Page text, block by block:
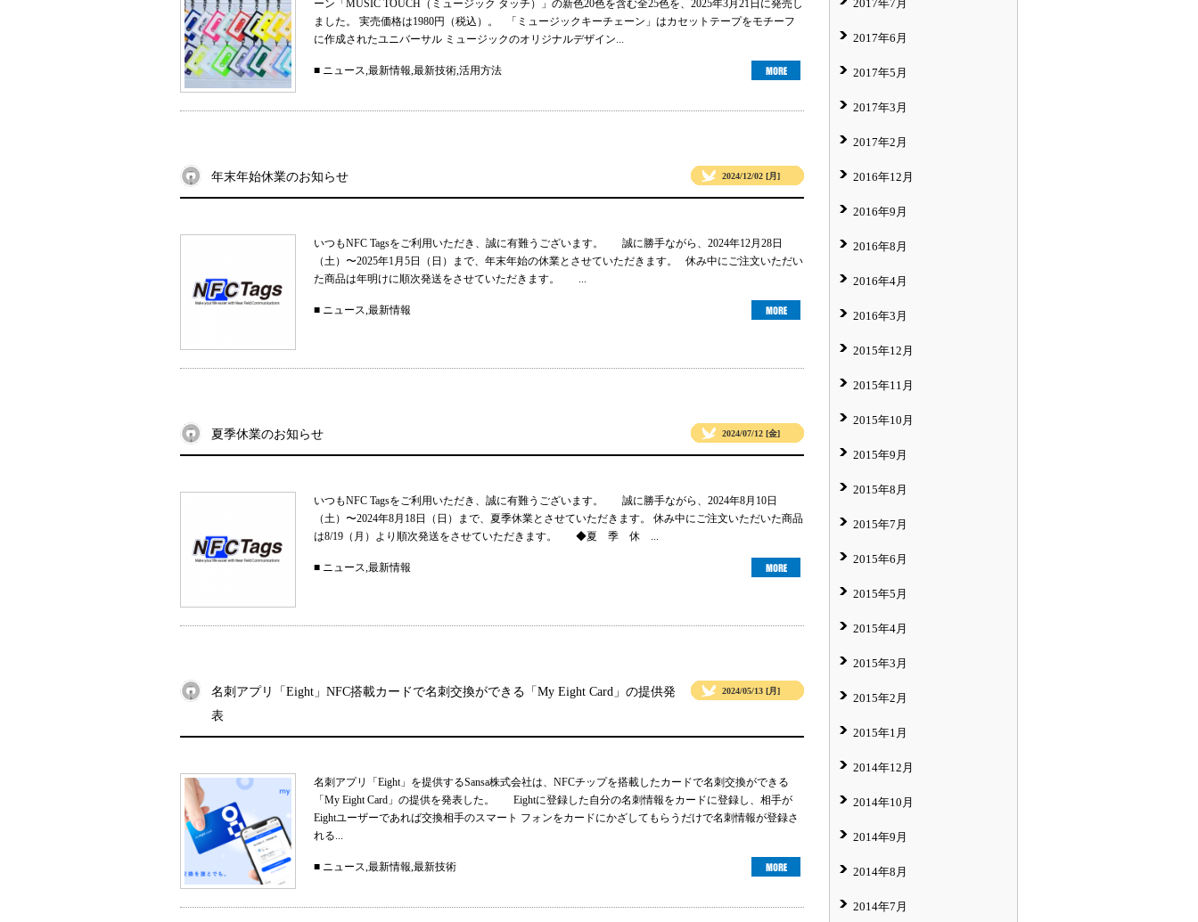
ーン「MUSIC TOUCH（ミュージック タッチ）」の新色20色を含む全25色を、2025年3月21日に発売し
ました。 実売価格は1980円（税込）。 「ミュージックキーチェーン」はカセットテープをモチーフ
に作成されたユニバーサル ミュージックのオリジナルデザイン...
■ ニュース,最新情報,最新技術,活用方法
年末年始休業のお知らせ 2024/12/02 [月]
いつもNFC Tagsをご利用いただき、誠に有難うございます。 誠に勝手ながら、2024年12月28日
（土）〜2025年1月5日（日）まで、年末年始の休業とさせていただきます。 休み中にご注文いただい
た商品は年明けに順次発送をさせていただきます。 ...
■ ニュース,最新情報
夏季休業のお知らせ 2024/07/12 [金]
いつもNFC Tagsをご利用いただき、誠に有難うございます。 誠に勝手ながら、2024年8月10日
（土）〜2024年8月18日（日）まで、夏季休業とさせていただきます。 休み中にご注文いただいた商品
は8/19（月）より順次発送をさせていただきます。 ◆夏 季 休 ...
■ ニュース,最新情報
名刺アプリ「Eight」NFC搭載カードで名刺交換ができる「My Eight Card」の提供発
表
2024/05/13 [月]
名刺アプリ「Eight」を提供するSansa株式会社は、NFCチップを搭載したカードで名刺交換ができる
「My Eight Card」の提供を発表した。 Eightに登録した自分の名刺情報をカードに登録し、相手が
Eightユーザーであれば交換相手のスマート フォンをカードにかざしてもらうだけで名刺情報が登録さ
れる...
■ ニュース,最新情報,最新技術
2017年7月
2017年6月
2017年5月
2017年3月
2017年2月
2016年12月
2016年9月
2016年8月
2016年4月
2016年3月
2015年12月
2015年11月
2015年10月
2015年9月
2015年8月
2015年7月
2015年6月
2015年5月
2015年4月
2015年3月
2015年2月
2015年1月
2014年12月
2014年10月
2014年9月
2014年8月
2014年7月